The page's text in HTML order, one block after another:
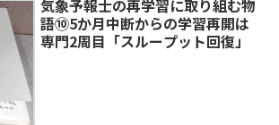
気象予報士の再学習に取り組む物
語⑩5か月中断からの学習再開は
専門2周目「スループット回復」